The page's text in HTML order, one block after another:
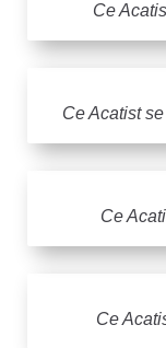
Ce
Ce Acatist
Ce
Ce